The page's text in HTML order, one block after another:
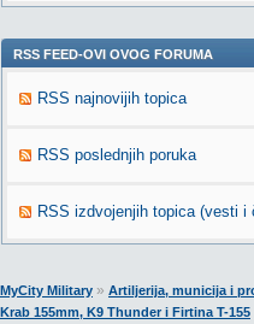
RSS FEED-OVI OVOG FORUMA
RSS najnovijih topica
RSS poslednjih poruka
RSS izdvojenjih topica (vesti i
MyCity Military » Artiljerija, municija i
Krab 155mm, K9 Thunder i Firtina T-155